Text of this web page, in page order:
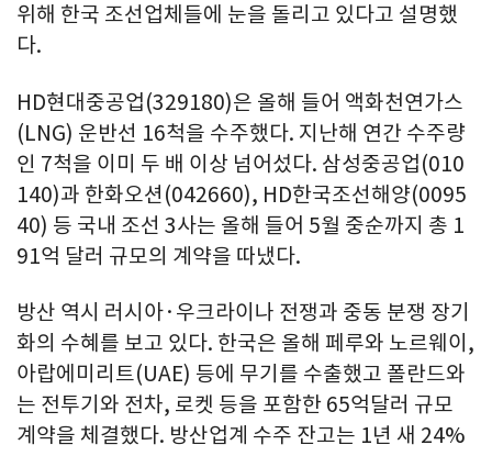
위해 한국 조선업체들에 눈을 돌리고 있다고 설명했
다.
HD현대중공업(329180)은 올해 들어 액화천연가스
(LNG) 운반선 16척을 수주했다. 지난해 연간 수주량
인 7척을 이미 두 배 이상 넘어섰다. 삼성중공업(010
140)과 한화오션(042660), HD한국조선해양(0095
40) 등 국내 조선 3사는 올해 들어 5월 중순까지 총 1
91억 달러 규모의 계약을 따냈다.
방산 역시 러시아·우크라이나 전쟁과 중동 분쟁 장기
화의 수혜를 보고 있다. 한국은 올해 페루와 노르웨이,
아랍에미리트(UAE) 등에 무기를 수출했고 폴란드와
는 전투기와 전차, 로켓 등을 포함한 65억달러 규모
계약을 체결했다. 방산업계 수주 잔고는 1년 새 24%